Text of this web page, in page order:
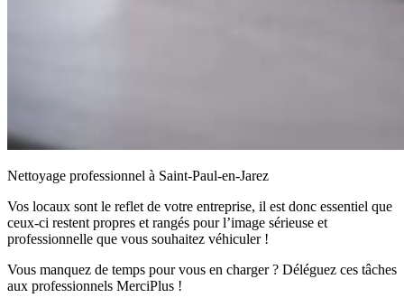
Nettoyage professionnel à Saint-Paul-en-Jarez
Vos locaux sont le reflet de votre entreprise, il est donc essentiel que
ceux-ci restent propres et rangés pour l’image sérieuse et
professionnelle que vous souhaitez véhiculer !
Vous manquez de temps pour vous en charger ? Déléguez ces tâches
aux professionnels MerciPlus !